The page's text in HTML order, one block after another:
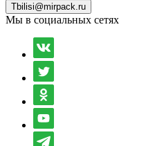
Tbilisi@mirpack.ru
Мы в социальных сетях